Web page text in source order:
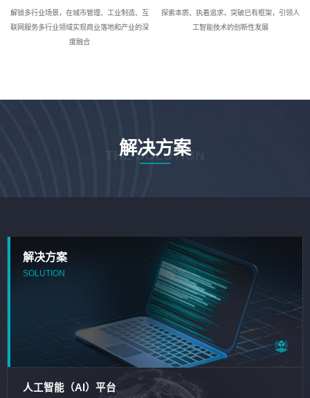
解锁多行业场景，在城市管理、工业制造、互
联网服务多行业领域实现商业落地和产业的深
度融合
探索本质、执着追求，突破已有框架，引领人
工智能技术的创新性发展
解决方案
THE SOLUTION
解决方案
SOLUTION
人工智能（AI）平台